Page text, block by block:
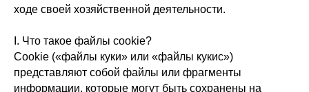
ходе своей хозяйственной деятельности.
I. Что такое файлы cookie?
Cookie («файлы куки» или «файлы кукис»)
представляют собой файлы или фрагменты
информации, которые могут быть сохранены на